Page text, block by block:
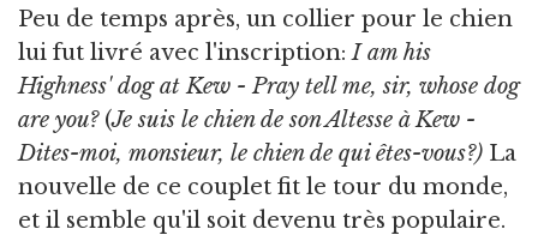
Peu de temps après, un collier pour le chien
lui fut livré avec l'inscription:I am his
Highness' dog at Kew - Pray tell me, sir, whose dog
are you? (Je suis le chien de son Altesse à Kew -
Dites-moi, monsieur, le chien de qui êtes-vous?) La
nouvelle de ce couplet fit le tour du monde,
et il semble qu'il soit devenu très populaire.